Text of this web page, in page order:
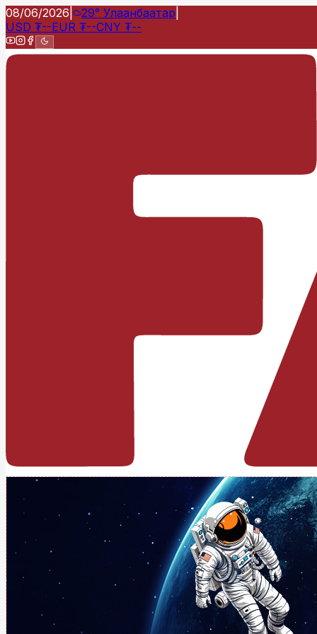
08/06/2026 29° Улаанбаатар
USD ₮--EUR ₮--CNY ₮--